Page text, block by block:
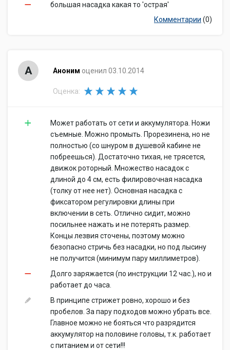
большая насадка какая то 'острая'
Комментарии (0)
А Аноним оценил 03.10.2014
Оценка:
Может работать от сети и аккумулятора. Ножи
съемные. Можно промыть. Прорезинена, но не
полностью (со шнуром в душевой кабине не
побреешься). Достаточно тихая, не трясется,
движок роторный. Множество насадок с
длиной до 4 см, есть филировочная насадка
(толку от нее нет). Основная насадка с
фиксатором регулировки длины при
включении в сеть. Отлично сидит, можно
посильнее нажать и не потерять размер.
Концы лезвия сточены, поэтому можно
безопасно стричь без насадки, но под лысину
не получится (минимум пару миллиметров).
Долго заряжается (по инструкции 12 час.), но и
работает до часа.
В принципе стрижет ровно, хорошо и без
пробелов. За пару подходов можно убрать все.
Главное можно не бояться что разрядится
аккумулятор на половине головы, т.к. работает
с питанием и от сети!!!